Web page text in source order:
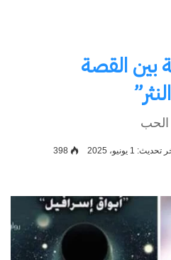
بين القصة
الحب
1 يونيو، 2025 398